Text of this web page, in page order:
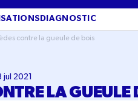
DIAGNOSTIC
contre la gueule de bois
jul 2021
LA GUEULE